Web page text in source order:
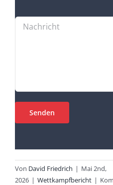
Von David Friedrich | Mai 2nd,
2026 | Wettkampfbericht |